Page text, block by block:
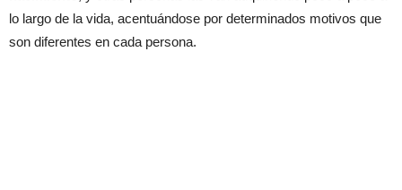
lo largo de la vida, acentuándose por determinados motivos que
son diferentes en cada persona.